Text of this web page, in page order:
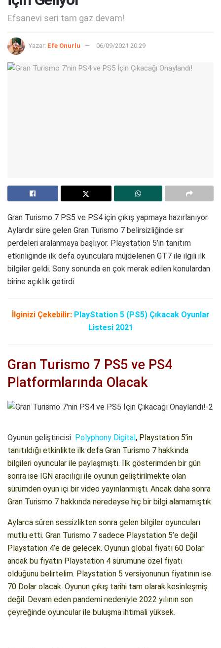
Efsanevi seri tam gaz devam!
Yazar: Efe Onurlu 06/09/2021 20:29
Gran Turismo 7 PS5 ve PS4 için çıkış yapmaya hazırlanıyor.
Aylardır süre gelen Gran Turismo 7 belirsizliğinde sır
perdeleri aralanmaya başlıyor. Playstation 5’in tanıtım
etkinliğinde ilk defa oyunculara müjdelenen GT7 ile ilgili ilk
bilgiler geldi. Sony sonunda en çok merak edilen konulardan
birine açıklık getirdi.
İlginizi Çekebilir: PlayStation 5 (PS5) Çıkacak Oyunlar
Listesi 2021
Gran Turismo 7 PS5 ve PS4
Platformlarında Olacak
Oyunun geliştiricisi Polyphony Digital, Playstation 5’in
tanıtıldığı etkinlikte ilk defa Gran Turismo 7 hakkında
bilgileri oyuncular ile paylaşmıştı. İlk gösterimden bir gün
sonra ise IGN aracılığı ile oyunun geliştirilmekte olan
sürümden oyun içi bir video yayınlanmıştı. Ancak daha sonra
Gran Turismo 7 hakkında neredeyse hiç bir bilgi alamamıştık.
Aylarca süren sessizlikten sonra gelen bilgiler oyuncuları
mutlu etti. Gran Turismo 7 sadece Playstation 5’e değil
Playstation 4’e de gelecek. Oyunun global fiyatı 60 Dolar
ancak bu fiyatın Playstation 4 sürümüne özel fiyatı
olduğunu belirtelim. Playstation 5 versiyonunun fiyatının ise
70 Dolar olacak. Oyunun çıkış tarihi tam olarak kesinleşmiş
değil. Devam eden pandemi nedeniyle 2022 yılının son
çeyreğinde oyuncular ile buluşma ihtimali yüksek.